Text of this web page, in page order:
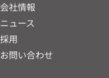
会社情報
ニュース
採用
お問い合わせ